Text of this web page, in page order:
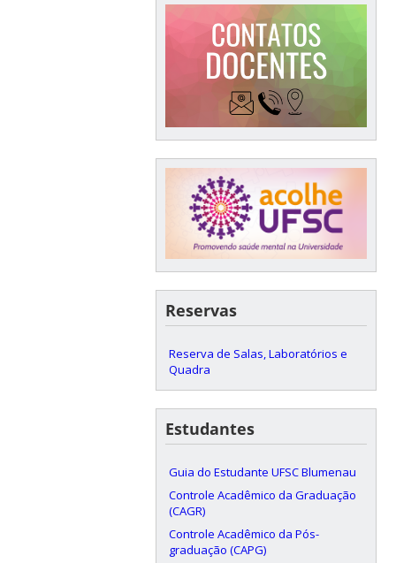
Reservas
Reserva de Salas, Laboratórios e
Quadra
Estudantes
Guia do Estudante UFSC Blumenau
Controle Acadêmico da Graduação
(CAGR)
Controle Acadêmico da Pós-
graduação (CAPG)